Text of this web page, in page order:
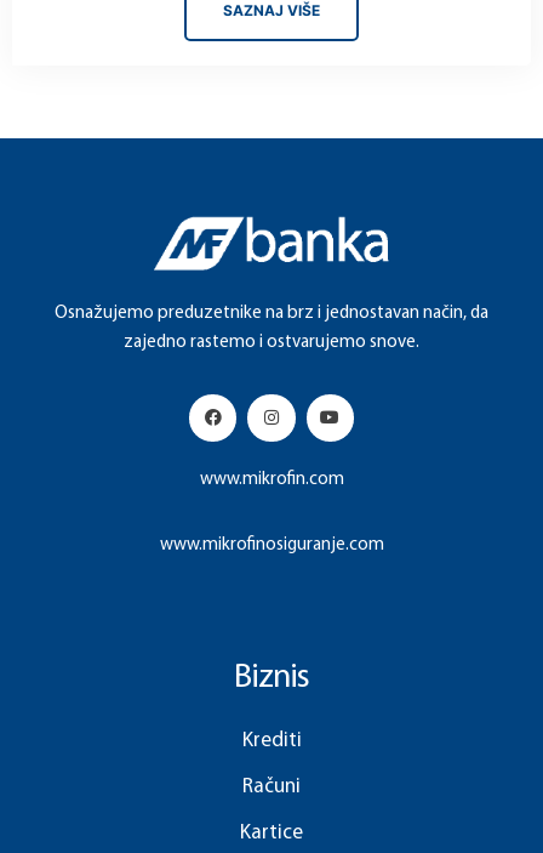
SAZNAJ VIŠE
Osnažujemo preduzetnike na brz i jednostavan način, da
zajedno rastemo i ostvarujemo snove.
www.mikrofin.com
www.mikrofinosiguranje.com
Biznis
Krediti
Računi
Kartice